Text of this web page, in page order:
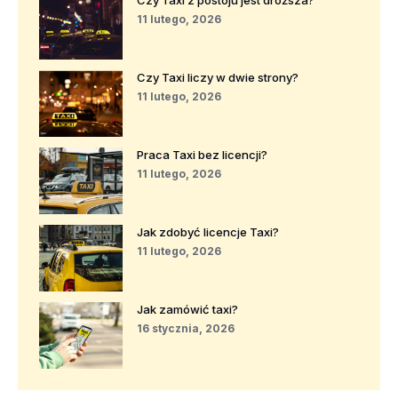
11 lutego, 2026
Czy Taxi liczy w dwie strony?
11 lutego, 2026
Praca Taxi bez licencji?
11 lutego, 2026
Jak zdobyć licencje Taxi?
11 lutego, 2026
Jak zamówić taxi?
16 stycznia, 2026